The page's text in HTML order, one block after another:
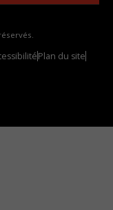
Plan du site